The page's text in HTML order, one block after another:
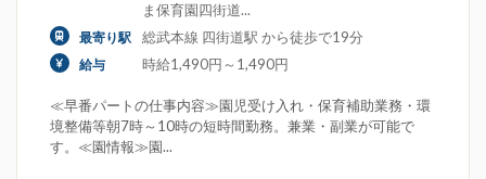
ま保育園四街道...
最寄り駅 総武本線 四街道駅 から徒歩で19分
給与 時給1,490円～1,490円
≪早番パートの仕事内容≫園児受け入れ・保育補助業務・環
境整備等朝7時～10時の短時間勤務。兼業・副業が可能で
す。≪園情報≫園...